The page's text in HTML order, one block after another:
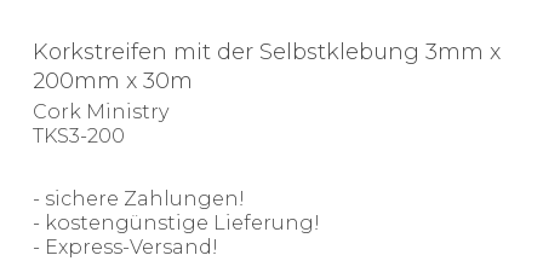
Korkstreifen mit der Selbstklebung 3mm x
200mm x 30m
Cork Ministry
TKS3-200
- sichere Zahlungen!
- kostengünstige Lieferung!
- Express-Versand!